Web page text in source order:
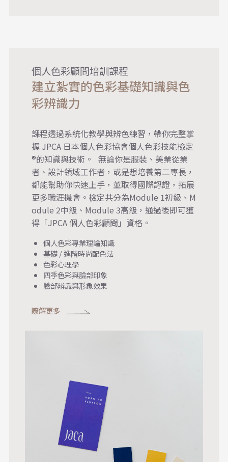
個人色彩顧問培訓課程
建立紮實的色彩基礎知識與色
彩辨識力
課程透過系統化教學與辨色練習，帶你完整掌
握 JPCA 日本個人色彩協會個人色彩技能檢定
®的知識與技術。 無論你是服裝、美業從業
者、設計領域工作者，或是想培養第二專長，
都能幫助你快速上手，並取得國際認證，拓展
更多職涯機會。檢定共分為Module 1初級、M
odule 2中級、Module 3高級，通過後即可獲
得「JPCA 個人色彩顧問 」資格。
個人色彩專業理論知識
基礎 / 進階時尚配色法
色彩心理學
四季色彩與臉部印象
臉部辨識與形象效果
瞭解更多